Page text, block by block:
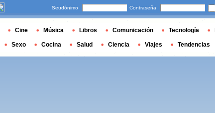
Seudónimo Contraseña
Cine Música Libros Comunicación Tecnología
Sexo Cocina Salud Ciencia Viajes Tendencias